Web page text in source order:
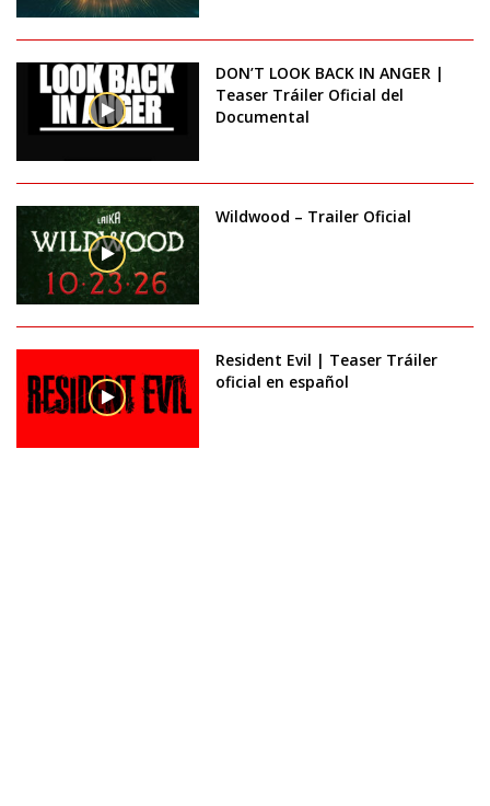
DON’T LOOK BACK IN ANGER |
Teaser Tráiler Oficial del
Documental
Wildwood – Trailer Oficial
Resident Evil | Teaser Tráiler
oficial en español